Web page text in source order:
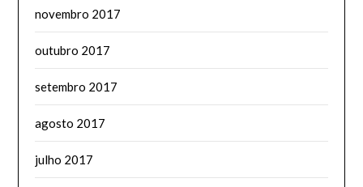
novembro 2017
outubro 2017
setembro 2017
agosto 2017
julho 2017